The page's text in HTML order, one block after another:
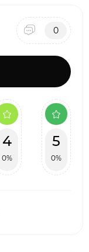
0
4
0%
5
0%